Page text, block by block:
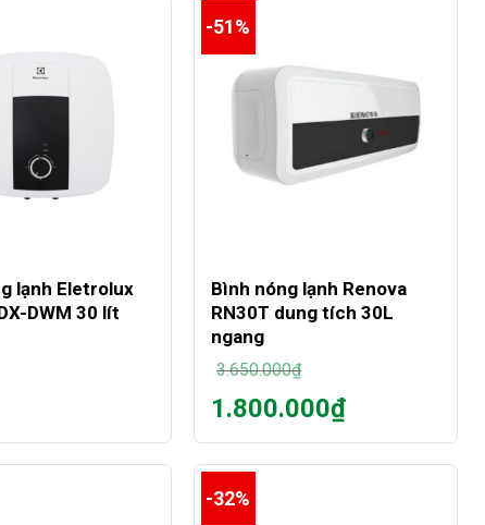
lạnh Eletrolux
DWM 30 lít
-51%
Bình nóng lạnh Renova
RN30T dung tích 30L
ngang
3.650.000₫
Giá
gốc
là:
1.800.000₫
tại
là:
1.800.000₫.
-32%